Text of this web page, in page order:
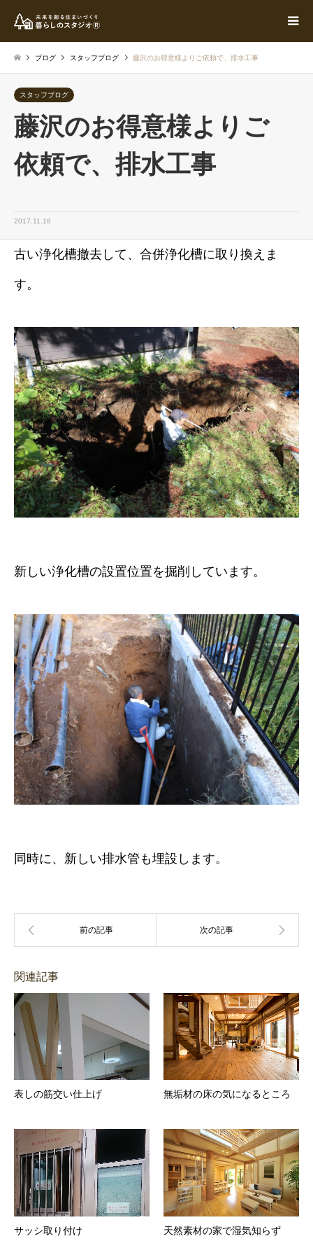
ブログ スタッフブログ 藤沢のお得意様よりご依頼で、排水工事
スタッフブログ
藤沢のお得意様よりご
依頼で、排水工事
2017.11.16
古い浄化槽撤去して、合併浄化槽に取り換えま
す。
新しい浄化槽の設置位置を掘削しています。
同時に、新しい排水管も埋設します。
関連記事
表しの筋交い仕上げ 無垢材の床の気になるところ
サッシ取り付け 天然素材の家で湿気知らず